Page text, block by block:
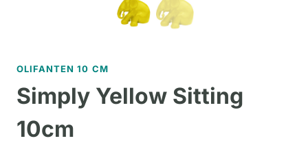
OLIFANTEN 10 CM
Simply Yellow Sitting
10cm